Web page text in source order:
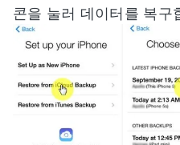
콘을 눌러 데이터를 복구